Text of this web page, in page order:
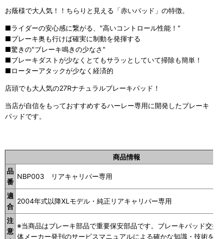
お蔭様で大人気！！ちらりと見える「赤いパッド」の特徴。
■ライダーの安心感に繋がる、"高いコントロール性能！"
■ブレーキ奥も行けば確実に制動を発揮する
■驚きの"ブレーキ鳴きの少なさ"
■ブレーキダストが少なくとてもサラッとしていて掃除も簡単！
■ローターアタックが少なく経済的
店頭でも大人気の27Rナチュラルブレーキパッド！
当店が自信をもっておすすめするハーレー専用に開発したブレーキ
パッドです。
商品情報
品
番
NBP003 リアキャリパー専用
適
合
2004年式以降XLモデル・純正リアキャリパー専用
注
意
※当商品はブレーキ部品で重要保安部品です。ブレーキパッド交
体メーカー発刊のサービスマニュアルによる確かな知識・技術を